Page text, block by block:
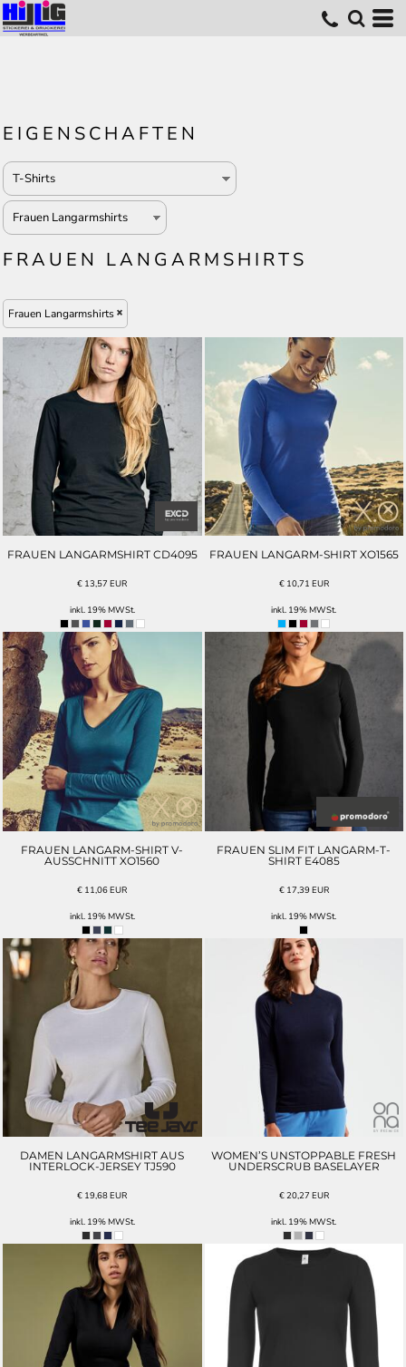
EIGENSCHAFTEN
FRAUEN LANGARMSHIRTS
Frauen Langarmshirts
FRAUEN LANGARMSHIRT CD4095
€ 13,57EUR
inkl. 19% MWSt.
FRAUEN LANGARM-SHIRT XO1565
€ 10,71 EUR
inkl. 19% MWSt.
FRAUEN LANGARM-SHIRT V-
AUSSCHNITT XO1560
€ 11,06EUR
inkl. 19% MWSt.
FRAUEN SLIM FIT LANGARM-T-
SHIRT E4085
€ 17,39EUR
inkl. 19% MWSt.
DAMEN LANGARMSHIRT AUS
INTERLOCK-JERSEY TJ590
€ 19,68EUR
inkl. 19% MWSt.
WOMEN’S UNSTOPPABLE FRESH
UNDERSCRUB BASELAYER
€20,27 EUR
inkl. 19% MWSt.